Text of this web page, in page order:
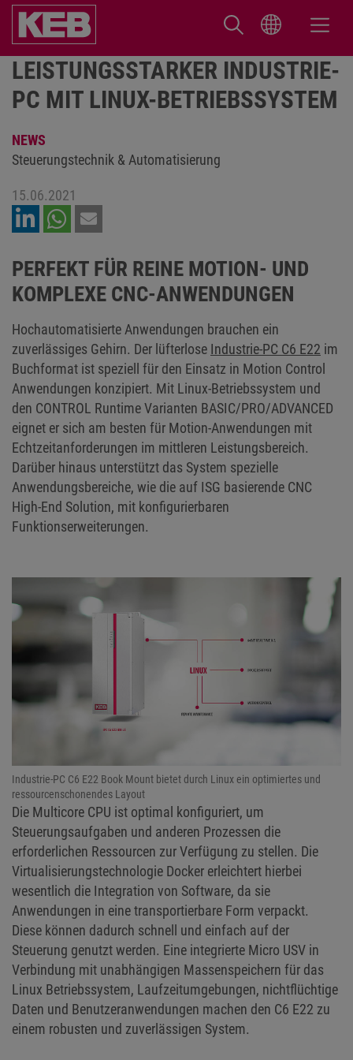
LEISTUNGSSTARKER INDUSTRIE-
PC MIT LINUX-BETRIEBSSYSTEM
NEWS
Steuerungstechnik & Automatisierung
15.06.2021
PERFEKT FÜR REINE MOTION- UND
KOMPLEXE CNC-ANWENDUNGEN
Hochautomatisierte Anwendungen brauchen ein
zuverlässiges Gehirn. Der lüfterlose Industrie-PC C6 E22 im
Buchformat ist speziell für den Einsatz in Motion Control
Anwendungen konzipiert. Mit Linux-Betriebssystem und
den CONTROL Runtime Varianten BASIC/PRO/ADVANCED
eignet er sich am besten für Motion-Anwendungen mit
Echtzeitanforderungen im mittleren Leistungsbereich.
Darüber hinaus unterstützt das System spezielle
Anwendungsbereiche, wie die auf ISG basierende CNC
High-End Solution, mit konfigurierbaren
Funktionserweiterungen.
Industrie-PC C6 E22 Book Mount bietet durch Linux ein optimiertes und
ressourcenschonendes Layout
Die Multicore CPU ist optimal konfiguriert, um
Steuerungsaufgaben und anderen Prozessen die
erforderlichen Ressourcen zur Verfügung zu stellen. Die
Virtualisierungstechnologie Docker erleichtert hierbei
wesentlich die Integration von Software, da sie
Anwendungen in eine transportierbare Form verpackt.
Diese können dadurch schnell und einfach auf der
Steuerung genutzt werden. Eine integrierte Micro USV in
Verbindung mit unabhängigen Massenspeichern für das
Linux Betriebssystem, Laufzeitumgebungen, nichtflüchtige
Daten und Benutzeranwendungen machen den C6 E22 zu
einem robusten und zuverlässigen System.